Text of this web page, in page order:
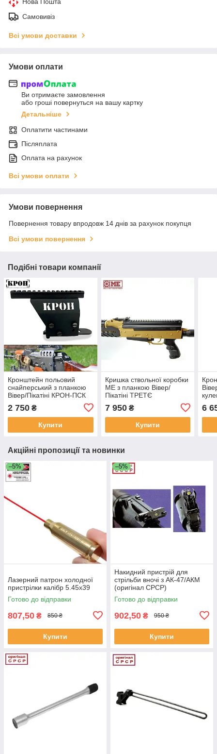
Самовивіз
Всі умови доставки
Умови оплати
Ви отримаєте замовлення
або гроші повернуться на вашу картку
Детальніше
Оплатити частинами
Післяплата
Оплата на рахунок
Всі умови оплати
Умови повернення
Повернення товару впродовж 14 днів за рахунок покупця
Всі умови повернення
Подібні товари компанії
Кронштейн польовий
снайперський з планкою
Вівер/Пікатіні КРОН-ПСК
2 750 ₴
Купити
Кришка ствольної коробки
МЕ з планкою Вівер/
Пікатіні ТРЕТЄ
7 950₴
Купити
6
Акційні пропозиції та новинки
–5%
Лазерний патрон холодної
пристрілки калібр 5.45х39
Готово до відправки
807,50 ₴ 850 ₴
Купити
–5%
Накидний пристрій для
стрільби вночі з АК-47/АКМ
(оригінал СРСР)
Готово до відправки
902,50 ₴ 950 ₴
Купити